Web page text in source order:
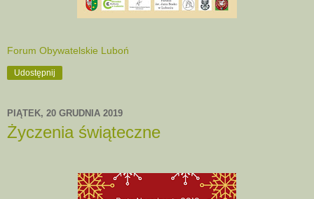
Forum Obywatelskie Luboń
Udostępnij
PIĄTEK, 20 GRUDNIA 2019
Życzenia świąteczne